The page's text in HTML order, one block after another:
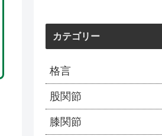
カテゴリー
格言
股関節
膝関節